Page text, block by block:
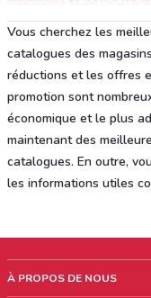
Vous cherchez les
catalogues des
réductions et les offres
promotion sont
économique et le plus
maintenant des
catalogues. En outre,
les informations utiles
À PROPOS DE NOUS